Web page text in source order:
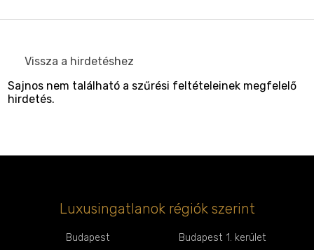
Vissza a hirdetéshez
Sajnos nem található a szűrési feltételeinek megfelelő
hirdetés.
Luxusingatlanok régiók szerint
Budapest
Budapest 1. kerület